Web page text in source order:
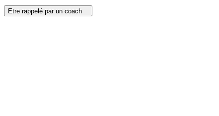
Etre rappelé par un coach